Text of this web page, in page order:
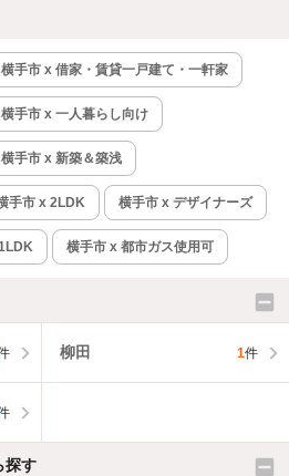
横手市 x 借家・賃貸一戸建て・一軒家
横手市 x 一人暮らし向け
横手市 x 新築＆築浅
手市 x 2LDK 横手市 x デザイナーズ
横手市 x 都市ガス使用可
柳田 1件
探す